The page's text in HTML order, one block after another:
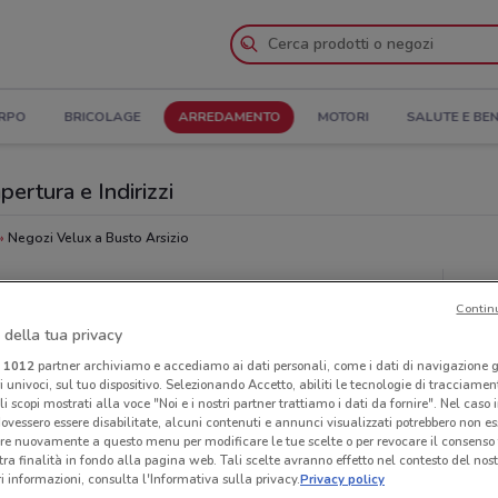
BRICOLAGE ARREDAMENTO MOTORI SALUTE E
e Indirizzi
Negozi Velux a Busto Arsizio
della tua privacy
1012partner archiviamo e accediamo ai dati personali, come i dati di navigazione
sul tuo dispositivo. Selezionando Accetto, abiliti le tecnologie di
scopi mostrati alla voce "Noi e i nostri partner trattiamo i dati da fornire". Nel caso
essere disabilitate, alcuni contenuti e annunci visualizzati potrebbero non
nuovamente a questo menu per modificare le tue scelte o per revocare il
finalità in fondo alla pagina web. Tali scelte avranno effetto nel contesto del
informazioni, consulta l'Informativa sulla privacy.Privacy policy